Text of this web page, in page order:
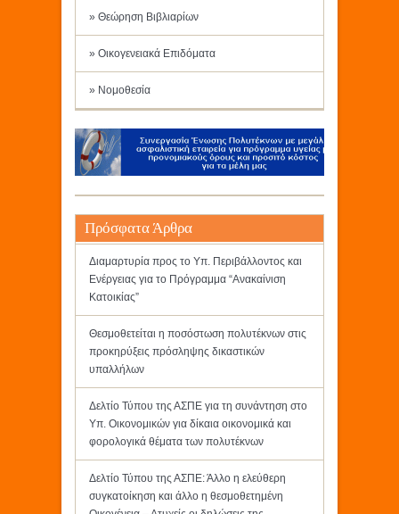
» Θεώρηση Βιβλιαρίων
» Οικογενειακά Επιδόματα
» Νομοθεσία
Πρόσφατα Άρθρα
Διαμαρτυρία προς το Υπ. Περιβάλλοντος και
Ενέργειας για το Πρόγραμμα “Ανακαίνιση
Κατοικίας”
Θεσμοθετείται η ποσόστωση πολυτέκνων στις
προκηρύξεις πρόσληψης δικαστικών
υπαλλήλων
Δελτίο Τύπου της ΑΣΠΕ για τη συνάντηση στο
Υπ. Οικονομικών για δίκαια οικονομικά και
φορολογικά θέματα των πολυτέκνων
Δελτίο Τύπου της ΑΣΠΕ: Άλλο η ελεύθερη
συγκατοίκηση και άλλο η θεσμοθετημένη